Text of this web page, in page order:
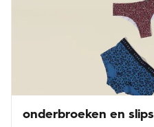
onderbroeken en slips